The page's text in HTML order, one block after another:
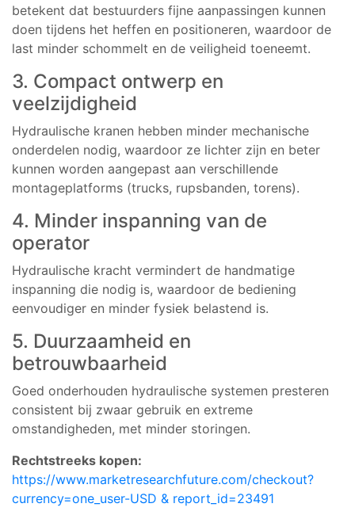
betekent dat bestuurders fijne aanpassingen kunnen
doen tijdens het heffen en positioneren, waardoor de
last minder schommelt en de veiligheid toeneemt.
3. Compact ontwerp en
veelzijdigheid
Hydraulische kranen hebben minder mechanische
onderdelen nodig, waardoor ze lichter zijn en beter
kunnen worden aangepast aan verschillende
montageplatforms (trucks, rupsbanden, torens).
4. Minder inspanning van de
operator
Hydraulische kracht vermindert de handmatige
inspanning die nodig is, waardoor de bediening
eenvoudiger en minder fysiek belastend is.
5. Duurzaamheid en
betrouwbaarheid
Goed onderhouden hydraulische systemen presteren
consistent bij zwaar gebruik en extreme
omstandigheden, met minder storingen.
Rechtstreeks kopen:
https://www.marketresearchfuture.com/checkout?
currency=one_user-USD & report_id=23491